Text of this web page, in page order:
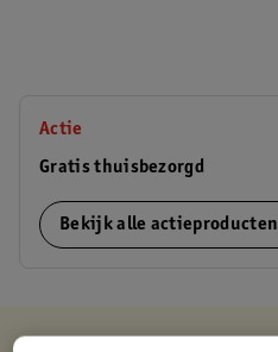
Actie
Gratis thuisbezorgd
Bekijk alle actieproducten